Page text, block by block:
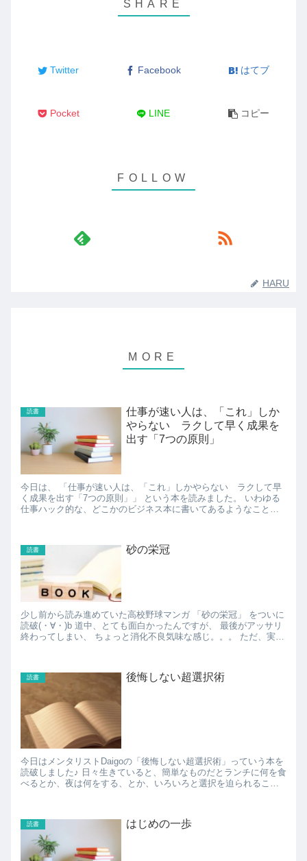
Twitter Facebook はてブ
Pocket LINE コピー
HARU
読書
仕事が速い人は、「これ」しか
やらない ラクして早く成果を
出す「7つの原則」
今日は、 「仕事が速い人は、「これ」しかやらない ラクして早
く成果を出す「7つの原則」」 という本を読みました。 いわゆる
仕事ハック的な、どこかのビジネス本に書いてあるようなことの
読書 砂の栄冠
少し前から読み進めていた高校野球マンガ 「砂の栄冠」 をついに
読破(・∀・)b 道中、とても面白かったんですが、 最後がアッサリ
終わってしまい、 ちょっと消化不良気味な感じ。。。 ただ、実写
読書 後悔しない超選択術
今日はメンタリストDaigoの「後悔しない超選択術」っていう本を
読破しました♪ 日々生きていると、簡単なものだとランチに何を食
べるとか、夜は何をする、とか、いろいろと選択を迫られること
読書 はじめの一歩